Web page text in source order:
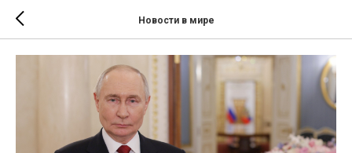
Новости в мире